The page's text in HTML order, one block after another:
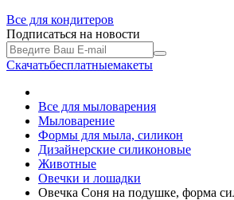
Все для кондитеров
Подписаться на новости
Скачатьбесплатныемакеты
Все для мыловарения
Мыловарение
Формы для мыла, силикон
Дизайнерские силиконовые
Животные
Овечки и лошадки
Овечка Соня на подушке, форма